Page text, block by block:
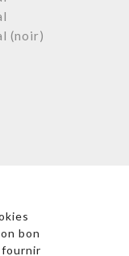
bon
(noir)